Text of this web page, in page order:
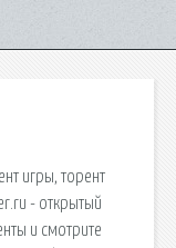
игры, торент
- открытый
и смотрите